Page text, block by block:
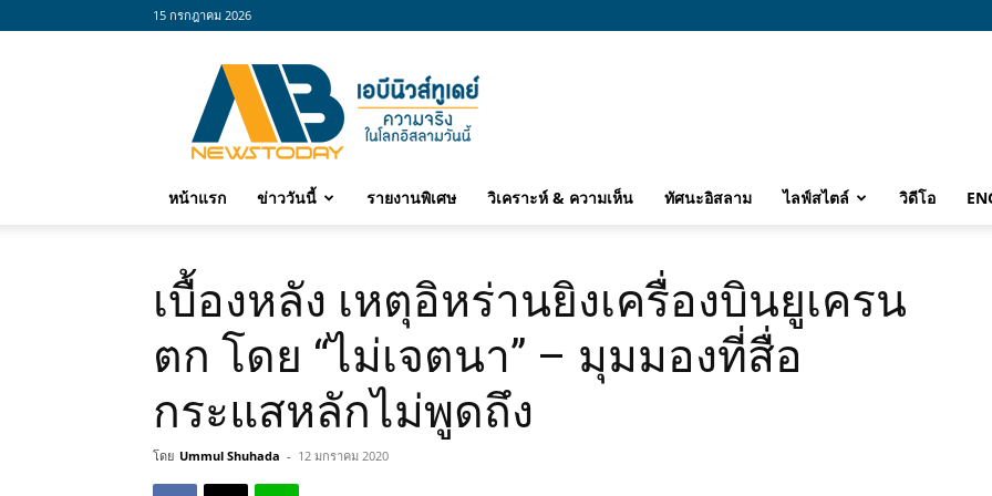
15 กรกฎาคม 2026
abnewstoday
หน้าแรก ข่าววันนี้ รายงานพิเศษ วิเคราะห์ & ความเห็น ทัศนะอิสลาม ไลฟ์สไตล์ วิดีโอ
เบื้องหลัง เหตุอิหร่านยิงเครื่องบินยูเครน
ตก โดย “ไม่เจตนา” – มุมมองที่สื่อ
กระแสหลักไม่พูดถึง
โดย Ummul Shuhada - 12 มกราคม 2020